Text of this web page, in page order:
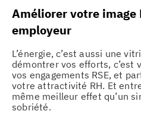
Améliorer votre image
employeur
L’énergie, c’est aussi une
démontrer vos efforts, c’est
vos engagements RSE, et
votre attractivité RH. Et
même meilleur effet qu’un
sobriété.